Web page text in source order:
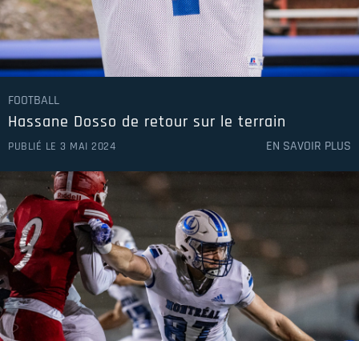
FOOTBALL
Hassane Dosso de retour sur le terrain
PUBLIÉ LE 3 MAI 2024 EN SAVOIR PLUS